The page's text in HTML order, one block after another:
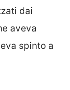
dai
aveva
spinto a